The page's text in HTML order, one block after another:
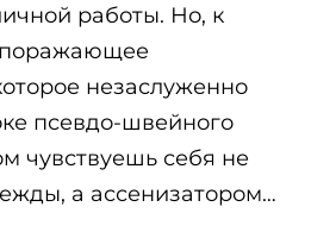
работы. Но, к
незаслуженно
псевдо-швейного
чувствуешь себя не
а ассенизатором…